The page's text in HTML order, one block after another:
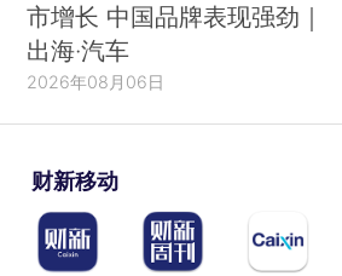
市增长 中国品牌表现强劲｜
出海·汽车
2026年08月06日
财新移动